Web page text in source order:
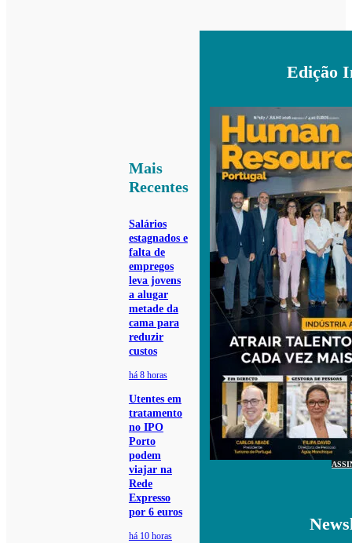
Mais
Recentes
Salários
estagnados e
falta de
empregos
leva jovens
a alugar
metade da
cama para
reduzir
custos
há 8 horas
Utentes em
tratamento
no IPO
Porto
podem
viajar na
Rede
Expresso
por 6 euros
há 10 horas
Edição